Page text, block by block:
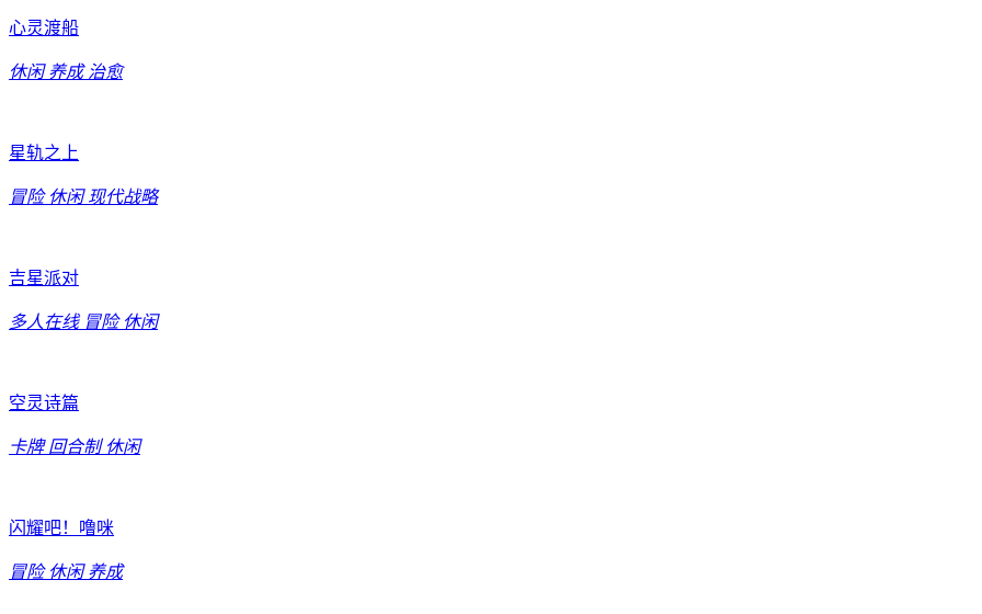
心灵渡船
休闲 养成 治愈
星轨之上
冒险 休闲 现代战略
吉星派对
多人在线 冒险 休闲
空灵诗篇
卡牌 回合制 休闲
闪耀吧！噜咪
冒险 休闲 养成